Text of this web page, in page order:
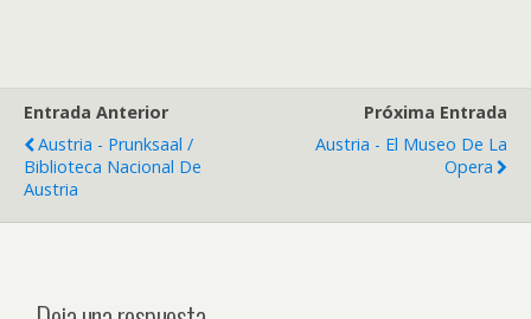
Entrada Anterior
Austria - Prunksaal /
Biblioteca Nacional De
Austria
Próxima Entrada
Austria - El Museo De La
Opera